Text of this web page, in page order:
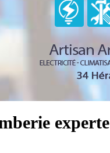
experte